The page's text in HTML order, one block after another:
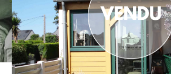
Budget